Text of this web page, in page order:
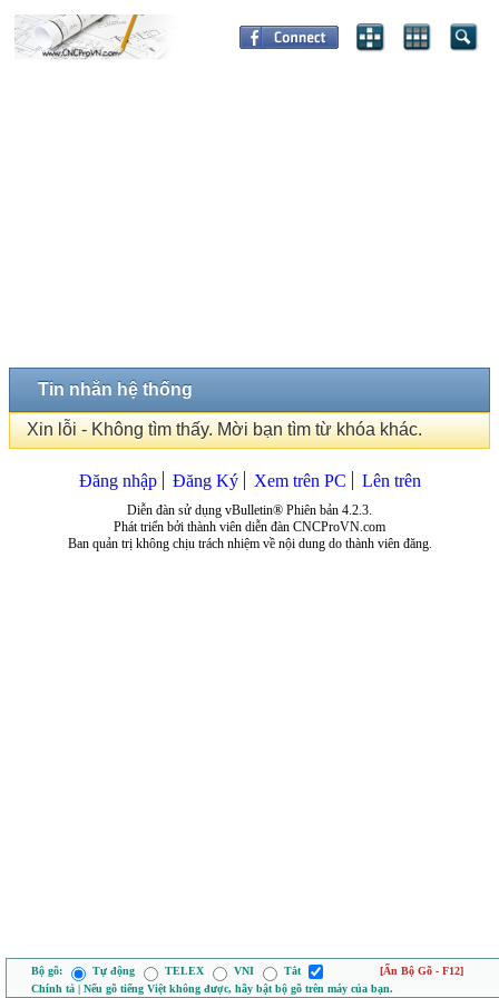
Tin nhắn hệ thống
Xin lỗi - Không tìm thấy. Mời bạn tìm từ khóa khác.
Đăng nhập Đăng Ký Xem trên PC Lên trên
Diễn đàn sử dụng vBulletin® Phiên bản 4.2.3.
Phát triển bởi thành viên diễn đàn CNCProVN.com
Ban quản trị không chịu trách nhiệm về nội dung do thành viên đăng.
Bộ gõ: Tự động TELEX VNI Tắt
[Ẩn Bộ Gõ - F12]
Chính tả | Nếu gõ tiếng Việt không được, hãy bật bộ gõ trên máy của bạn.